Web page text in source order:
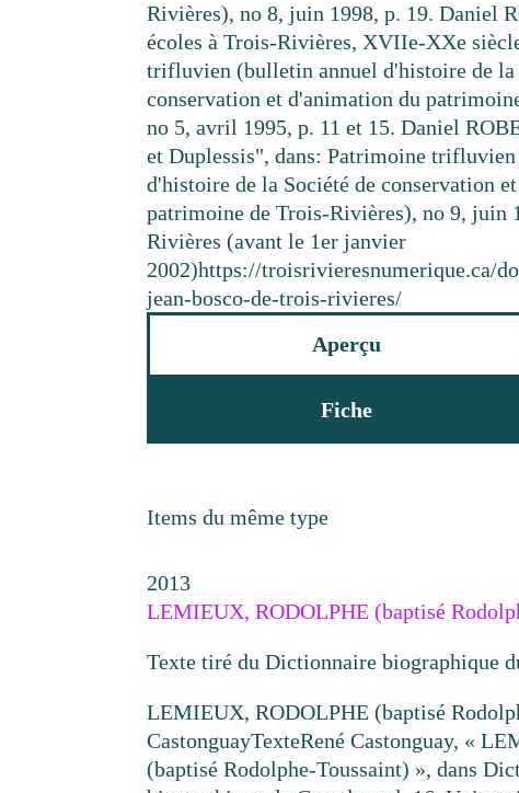
Rivières), no 8, juin 1998, p. 19. Daniel
écoles à Trois-Rivières, XVIIe-XXe
trifluvien (bulletin annuel d'histoire de la
conservation et d'animation du
no 5, avril 1995, p. 11 et 15. Daniel
et Duplessis", dans: Patrimoine
d'histoire de la Société de conservation
patrimoine de Trois-Rivières), no 9, juin
Rivières (avant le 1er janvier
2002)https://troisrivieresnumerique.ca/
jean-bosco-de-trois-rivieres/
Aperçu
Fiche
Items du même type
2013
LEMIEUX, RODOLPHE (baptisé
Texte tiré du Dictionnaire biographique
LEMIEUX, RODOLPHE (baptisé
CastonguayTexteRené Castonguay, «
(baptisé Rodolphe-Toussaint) », dans